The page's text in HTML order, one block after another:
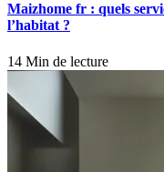
Maizhome fr : quels
l’habitat ?
14 Min de lecture